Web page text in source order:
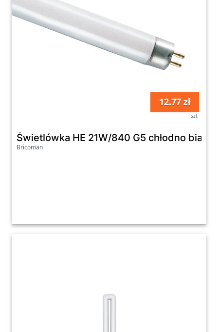
12.77 zł
szt
Świetlówka HE 21W/840 G5 chłodno biała
Bricoman